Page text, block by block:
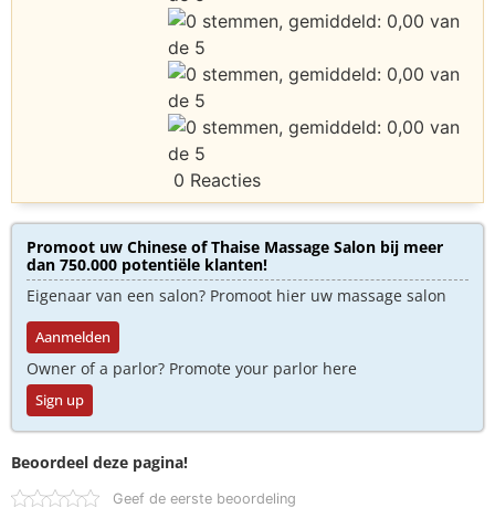
0 Reacties
Promoot uw Chinese of Thaise Massage Salon bij meer
dan 750.000 potentiële klanten!
Eigenaar van een salon? Promoot hier uw massage salon
Aanmelden
Owner of a parlor? Promote your parlor here
Sign up
Beoordeel deze pagina!
Geef de eerste beoordeling